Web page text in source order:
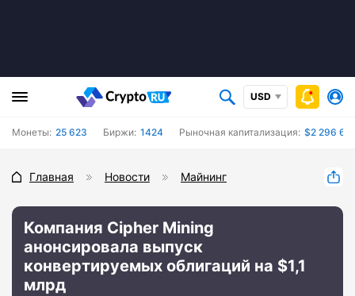
USD
Монеты: 25 623 Биржи: 1424 Рыночная капитализация: $2 296
Главная Новости Майнинг
Компания Cipher Mining
анонсировала выпуск
конвертируемых облигаций на $1,1
млрд